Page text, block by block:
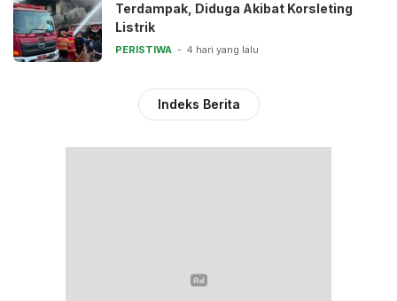
Terdampak, Diduga Akibat Korsleting
Listrik
PERISTIWA 4 hari yang lalu
Indeks Berita